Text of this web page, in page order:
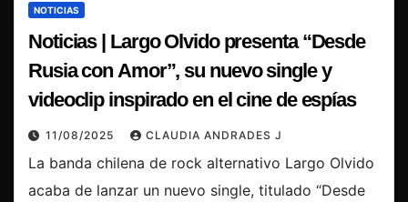
NOTICIAS
Noticias | Largo Olvido presenta “Desde
Rusia con Amor”, su nuevo single y
videoclip inspirado en el cine de espías
11/08/2025 CLAUDIA ANDRADES J
La banda chilena de rock alternativo Largo Olvido
acaba de lanzar un nuevo single, titulado “Desde